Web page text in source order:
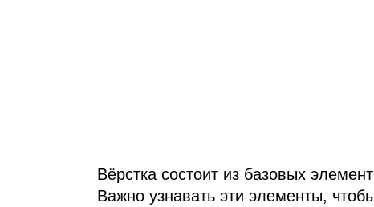
Вёрстка состоит из базовых
Важно узнавать эти элементы,